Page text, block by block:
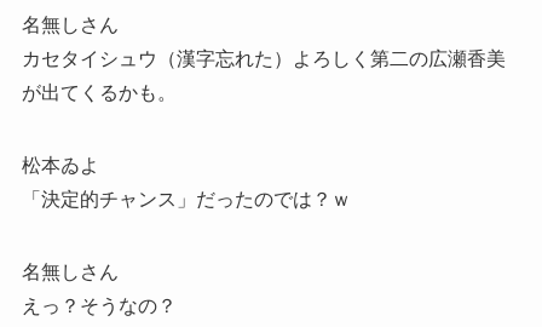
名無しさん
カセタイシュウ（漢字忘れた）よろしく第二の広瀬香美
が出てくるかも。
松本ゐよ
「決定的チャンス」だったのでは？ｗ
名無しさん
えっ？そうなの？